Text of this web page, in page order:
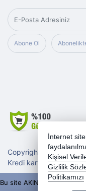
Abone Ol
Copyright 2026
Kredi kartı bilgileriniz
Bu site AKINSOFT E-Ticaret
İnternet
Kişisel
Gizlilik
Politikamızı